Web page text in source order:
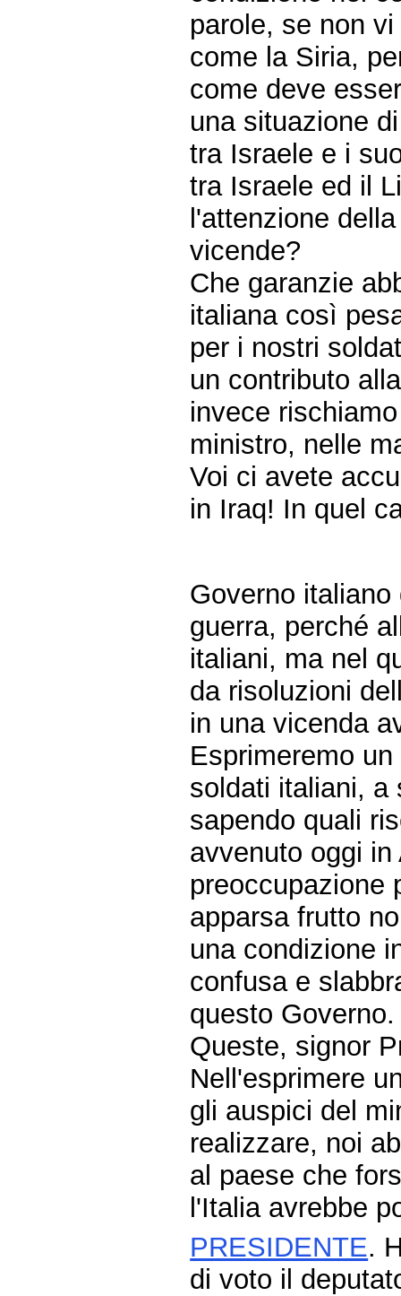
parole, se non
come la Siria,
come deve
una situazione
tra Israele e i
tra Israele ed il
l'attenzione
vicende?
Che garanzie
italiana così
per i nostri
un contributo
invece
ministro, nelle
Voi ci avete
in Iraq! In quel
Governo
guerra, perché
italiani, ma nel
da risoluzioni
in una vicenda
Esprimeremo
soldati italiani, a
sapendo quali
avvenuto oggi
preoccupazione
apparsa frutto
una condizione
confusa e
questo Governo.
Queste, signor
Nell'esprimere
gli auspici del
realizzare, noi
al paese che
l'Italia avrebbe
PRESIDENTE.
di voto il